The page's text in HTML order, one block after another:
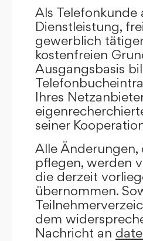
Als Telefonkunde
Dienstleistung,
gewerblich
kostenfreien
Ausgangsbasis
Ihres
seiner
Alle Änderungen,
pflegen, werden
die derzeit
übernommen.
dem
Nachricht an